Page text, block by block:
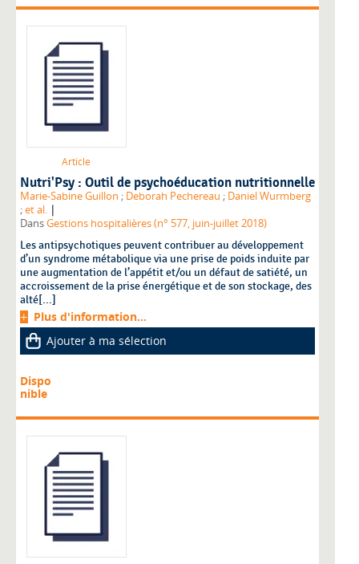
Article
Nutri'Psy : Outil de psychoéducation nutritionnelle
Marie-Sabine Guillon ; Deborah Pechereau ; Daniel Wurmberg
;et al. |
DansGestions hospitalières (n° 577, juin-juillet 2018)
Les antipsychotiques peuvent contribuer au développement
d’un syndrome métabolique via une prise de poids induite par
une augmentation de l’appétit et/ou un défaut de satiété, un
accroissement de la prise énergétique et de son stockage, des
alté[...]
Plus d'information...
Ajouter à ma sélection
Dispo
nible